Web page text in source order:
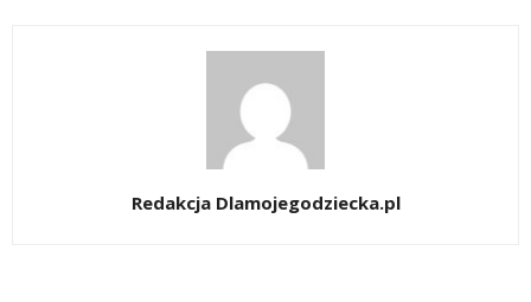
Redakcja Dlamojegodziecka.pl